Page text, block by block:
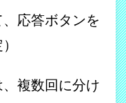
応答ボタンを
複数回に分け